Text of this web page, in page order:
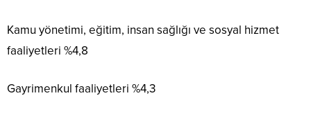
Kamu yönetimi, eğitim, insan sağlığı ve sosyal hizmet
faaliyetleri %4,8
Gayrimenkul faaliyetleri %4,3